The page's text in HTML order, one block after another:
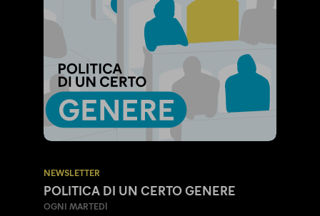
Pagella Politica Verdetto:
http://www.ansa.it/mare/notizie/rubriche/
francia-nazionalista-noi-non-
chiudiamo_9dae2ce0-242f-4909-b9ac-
9b6e4f01b42c.html
attrazione di investimenti»
NEWSLETTER
POLITICA DI UN CERTO GENERE
OGNI MARTEDÌ